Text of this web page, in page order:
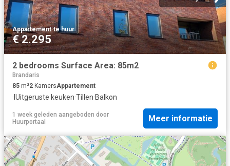
Appartement·te huur
€ 2.295
2 bedrooms Surface Area: 85m2
Brandaris
85 m²2 KamersAppartement
· IUitgeruste keuken·Tillen·Balkon
1 week geleden aangeboden door
Huurportaal
Meer informatie